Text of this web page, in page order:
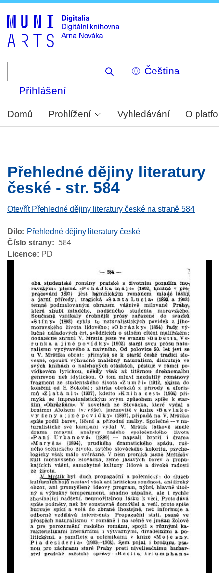
Select
your
Přihlášení
Domů Prohlížení Vyhledávání O
Přehledné dějiny literatury
české - str. 584
Otevřít Přehledné dějiny literatury české na straně 584
Dílo
Přehledné dějiny literatury české
Číslo strany
584
Licence
PD